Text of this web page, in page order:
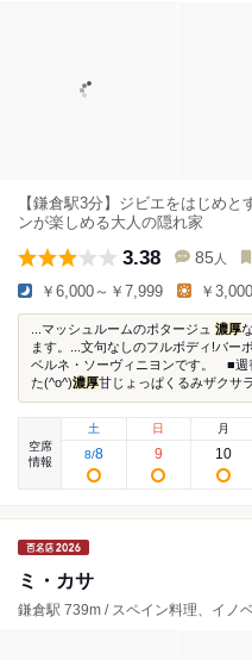
【鎌倉駅3分】ジビエをはじめ
ンが楽しめる大人の隠れ家
3.38 85 人
￥6,000～￥7,999 ￥
...マッシュルームのポタージュ 濃厚
ます。...文句なしのフルボディ!バー
ベルネ・ソーヴィニヨンです。 ■週
た(^o^)濃厚甘じょっぱくるみザクサ
空席
情報
土
8/8
日
9
月
10
ミ・カサ
鎌倉駅 739m / スペイン料理、イノ